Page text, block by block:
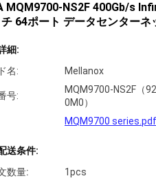
MQM9700-NS2F 400Gb/s
64ポート データセンターネ
細:
名:
Mellanox
号:
MQM9700-NS2F（
0M0）
MQM9700 series.pdf
送条件:
数量:
1pcs